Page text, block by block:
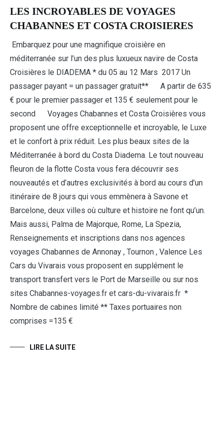
LES INCROYABLES DE VOYAGES
CHABANNES ET COSTA CROISIERES
Embarquez pour une magnifique croisière en
méditerranée sur l’un des plus luxueux navire de Costa
Croisières le DIADEMA * du 05 au 12 Mars 2017 Un
passager payant = un passager gratuit** A partir de 635
€ pour le premier passager et 135 € seulement pour le
second Voyages Chabannes et Costa Croisières vous
proposent une offre exceptionnelle et incroyable, le Luxe
et le confort à prix réduit. Les plus beaux sites de la
Méditerranée à bord du Costa Diadema. Le tout nouveau
fleuron de la flotte Costa vous fera découvrir ses
nouveautés et d’autres exclusivités à bord au cours d’un
itinéraire de 8 jours qui vous emmènera à Savone et
Barcelone, deux villes où culture et histoire ne font qu’un.
Mais aussi, Palma de Majorque, Rome, La Spezia,
Renseignements et inscriptions dans nos agences
voyages Chabannes de Annonay , Tournon , Valence Les
Cars du Vivarais vous proposent en supplément le
transport transfert vers le Port de Marseille ou sur nos
sites Chabannes-voyages.fr et cars-du-vivarais.fr *
Nombre de cabines limité ** Taxes portuaires non
comprises =135 €
LIRE LA SUITE